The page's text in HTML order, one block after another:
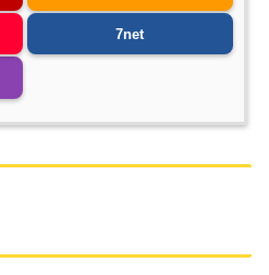
7net